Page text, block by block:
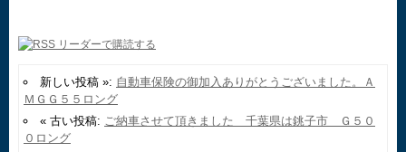
新しい投稿 »: 自動車保険の御加入ありがとうございました。Ａ
ＭＧＧ５５ロング
« 古い投稿: ご納車させて頂きました 千葉県は銚子市 Ｇ５０
０ロング